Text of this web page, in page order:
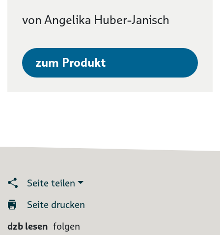
von Angelika Huber-Janisch
zum Produkt
Seite teilen
Seite drucken
dzb lesen folgen